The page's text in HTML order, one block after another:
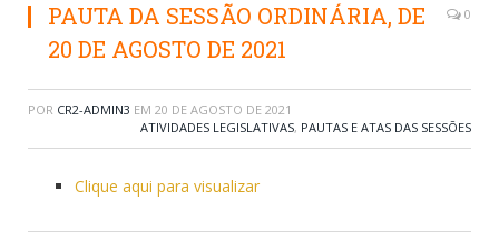
PAUTA DA SESSÃO ORDINÁRIA, DE
20 DE AGOSTO DE 2021
0
POR CR2-ADMIN3 EM 20 DE AGOSTO DE 2021
ATIVIDADES LEGISLATIVAS, PAUTAS E ATAS DAS SESSÕES
Clique aqui para visualizar